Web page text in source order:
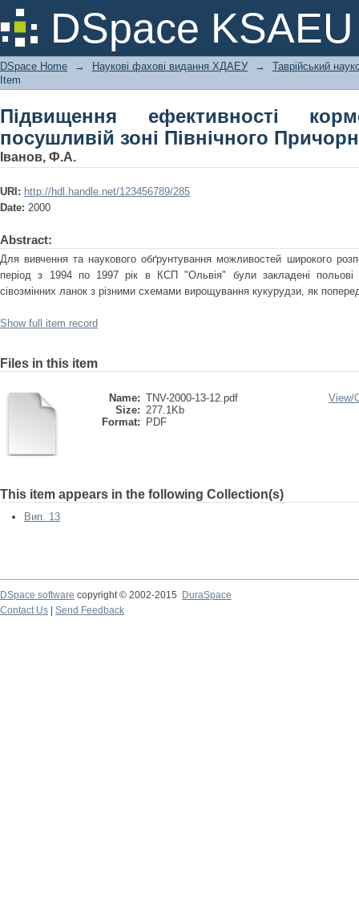
DSpace KSAEU
Підвищення ефективності
Причорномор'я
DSpace Home → Наукові фахові видання ХДАЕУ →
Таврійський
Item
Підвищення ефективності
посушливій зоні Північного
Іванов, Ф.А.
URI: http://hdl.handle.net/123456789/285
Date: 2000
Abstract:
Для вивчення та наукового обґрунтування можливостей широкого
період з 1994 по 1997 рік в КСП "Ольвія" були закладені польові
сівозмінних ланок з різними схемами вирощування кукурудзи, як
Show full item record
Files in this item
Name: TNV-2000-13-12.pdf
Size: 277.1Kb
Format:
PDF
View/
This item appears in the following Collection(s)
Вип. 13
DSpace software copyright © 2002-2015
DuraSpace
Contact Us
Send Feedback